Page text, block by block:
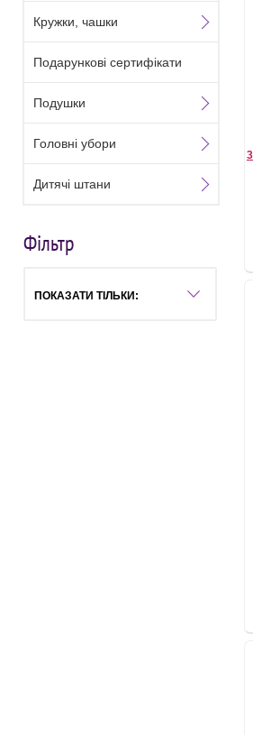
Кружки, чашки
Подарункові сертифікати
Подушки
Головні убори
Дитячі штани
Фільтр
ПОКАЗАТИ ТІЛЬКИ: